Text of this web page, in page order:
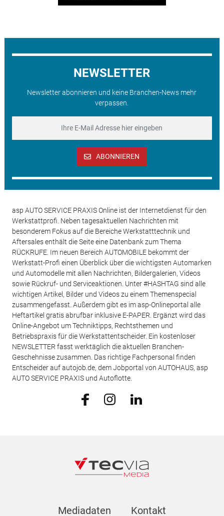
NEWSLETTER
Newsletter abonnieren und keine Branchen-News mehr
verpassen.
ABONNIEREN
asp AUTO SERVICE PRAXIS Online ist der Internetdienst für den
Werkstattprofi. Neben tagesaktuellen Nachrichten mit
besonderem Fokus auf die Bereiche Werkstatttechnik und
Aftersales enthält die Seite eine Datenbank zum Thema
RÜCKRUFE. Im neuen Bereich AUTOMOBILE bekommt der
Werkstatt-Profi einen Überblick über die wichtigsten Automarken
und Automodelle mit allen Nachrichten, Bildergalerien, Videos
sowie Rückruf- und Serviceaktionen. Unter #HASHTAG sind alle
wichtigen Artikel, Bilder und Videos zu einem Themenspecial
zusammengefasst. Außerdem gibt es im asp-Onlineportal alle
Heftartikel gratis abrufbar inklusive E-PAPER. Ergänzt wird das
Online-Angebot um Techniktipps, Rechtsthemen und
Betriebspraxis für die Werkstattentscheider. Ein kostenloser
NEWSLETTER fasst werktäglich die aktuellen Branchen-
Geschehnisse zusammen. Das richtige Fachpersonal finden
Entscheider auf autojob.de, dem Jobportal von AUTOHAUS, asp
AUTO SERVICE PRAXIS und Autoflotte.
Mediadaten Kontakt